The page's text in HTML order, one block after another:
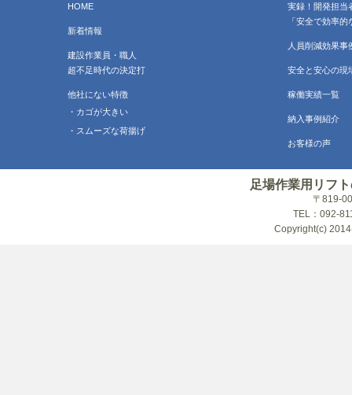
HOME
新着情報
建設作業員・職人
超不足時代の決定打
他社にない特徴
・カゴが大きい
・スムーズな荷揚げ
実録！開発担当
「安全で効率
人員削減効果事
安全と安心の現
稼働実績一覧
納入事例紹介
お客様の声
足場作業用リフ
〒819-
TEL：092-
Copyright(c)